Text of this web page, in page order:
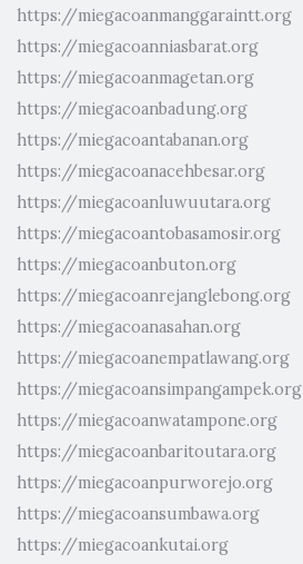
https://miegacoanmanggaraintt.org
https://miegacoanniasbarat.org
https://miegacoanmagetan.org
https://miegacoanbadung.org
https://miegacoantabanan.org
https://miegacoanacehbesar.org
https://miegacoanluwuutara.org
https://miegacoantobasamosir.org
https://miegacoanbuton.org
https://miegacoanrejanglebong.org
https://miegacoanasahan.org
https://miegacoanempatlawang.org
https://miegacoansimpangampek.org
https://miegacoanwatampone.org
https://miegacoanbaritoutara.org
https://miegacoanpurworejo.org
https://miegacoansumbawa.org
https://miegacoankutai.org